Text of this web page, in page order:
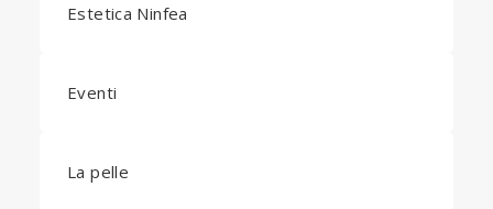
Estetica Ninfea
Eventi
La pelle